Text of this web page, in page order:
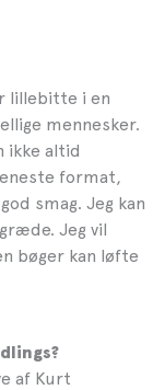
lillebitte i en
mennesker.
ikke altid
format,
smag. Jeg kan
Jeg vil
bøger kan løfte
af Kurt